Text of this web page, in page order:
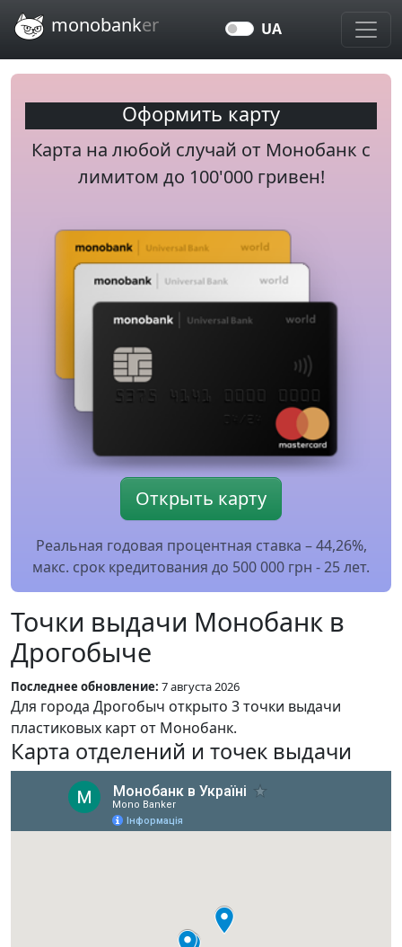
Перейти к основному содержанию
monobanker UA
Оформить карту
Карта на любой случай от Монобанк c
лимитом до 100'000 гривен!
Открыть карту
Реальная годовая процентная ставка – 44,26%,
макс. срок кредитования до 500 000 грн - 25 лет.
Точки выдачи Монобанк в
Дрогобыче
Последнее обновление: 7 августа 2026
Для города Дрогобыч открыто 3 точки выдачи
пластиковых карт от Монобанк.
Карта отделений и точек выдачи